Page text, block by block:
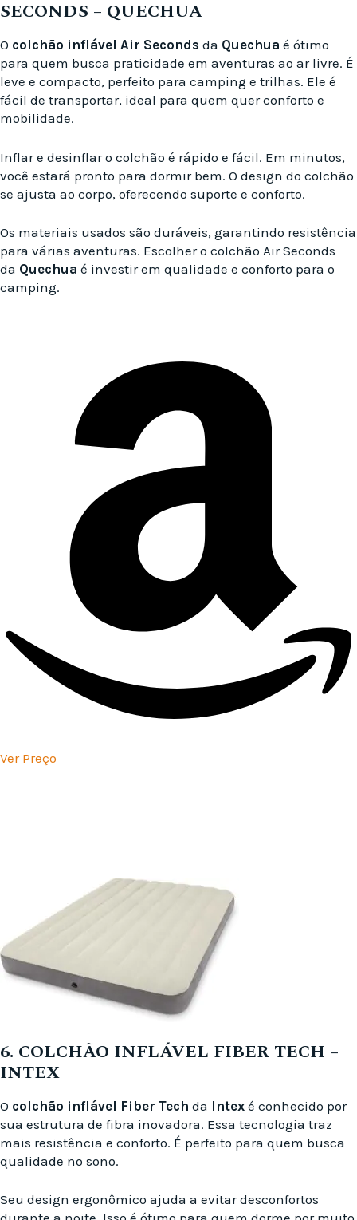
SECONDS – QUECHUA
O colchão inflável Air Seconds da Quechua é ótimo
para quem busca praticidade em aventuras ao ar livre. É
leve e compacto, perfeito para camping e trilhas. Ele é
fácil de transportar, ideal para quem quer conforto e
mobilidade.
Inflar e desinflar o colchão é rápido e fácil. Em minutos,
você estará pronto para dormir bem. O design do colchão
se ajusta ao corpo, oferecendo suporte e conforto.
Os materiais usados são duráveis, garantindo resistência
para várias aventuras. Escolher o colchão Air Seconds
da Quechua é investir em qualidade e conforto para o
camping.
Ver Preço
6. COLCHÃO INFLÁVEL FIBER TECH –
INTEX
O colchão inflável Fiber Tech da Intex é conhecido por
sua estrutura de fibra inovadora. Essa tecnologia traz
mais resistência e conforto. É perfeito para quem busca
qualidade no sono.
Seu design ergonômico ajuda a evitar desconfortos